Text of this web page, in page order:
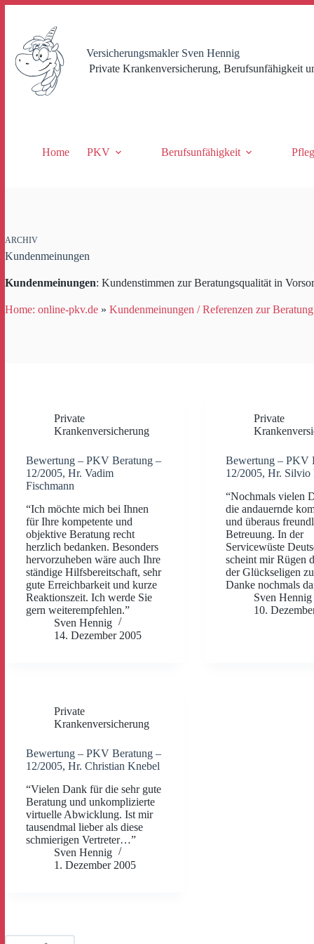
springen
Versicherungsmakler Sven Hennig
Private Krankenversicherung, Berufsunfähigkeit
Home PKV Berufsunfähigkeit
ARCHIV
Kundenmeinungen
Kundenmeinungen: Kundenstimmen zur Beratungsqualität in
Home: online-pkv.de » Kundenmeinungen / Referenzen zur
Private
Krankenversicherung
Bewertung – PKV Beratung –
12/2005, Hr. Vadim
Fischmann
“Ich möchte mich bei Ihnen
für Ihre kompetente und
objektive Beratung recht
herzlich bedanken. Besonders
hervorzuheben wäre auch Ihre
ständige Hilfsbereitschaft, sehr
gute Erreichbarkeit und kurze
Reaktionszeit. Ich werde Sie
gern weiterempfehlen.”
Sven Hennig
14. Dezember 2005
Private
Bewertung – PKV
12/2005, Hr. Silvio
“Nochmals vielen
die andauernde
und überaus
Betreuung. In der
Servicewüste
scheint mir Rügen
der Glückseligen
Danke nochmals
Sven Hennig
10.
Private
Krankenversicherung
Bewertung – PKV Beratung –
12/2005, Hr. Christian Knebel
“Vielen Dank für die sehr gute
Beratung und unkomplizierte
virtuelle Abwicklung. Ist mir
tausendmal lieber als diese
schmierigen Vertreter…”
Sven Hennig
1. Dezember 2005